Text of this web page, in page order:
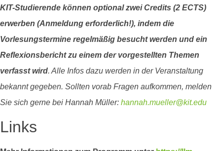
KIT-Studierende können optional zwei Credits (2 ECTS)
erwerben (Anmeldung erforderlich!), indem die
Vorlesungstermine regelmäßig besucht werden und ein
Reflexionsbericht zu einem der vorgestellten Themen
verfasst wird. Alle Infos dazu werden in der Veranstaltung
bekannt gegeben. Sollten vorab Fragen aufkommen, melden
Sie sich gerne bei Hannah Müller: hannah.mueller@kit.edu
Links